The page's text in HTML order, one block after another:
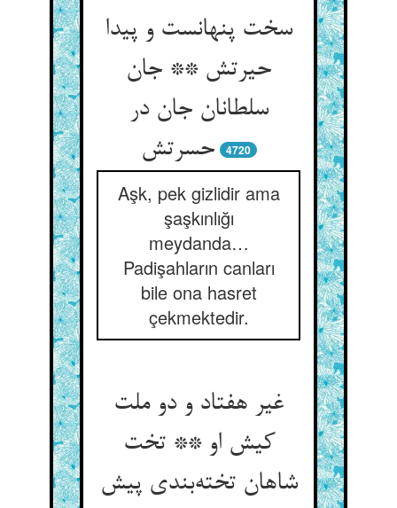
سخت پنهانست و پیدا
حیرتش ** جان
سلطانان جان در
حسرتش
4720
Aşk, pek gizlidir ama
şaşkınlığı
meydanda…
Padişahların canları
bile ona hasret
çekmektedir.
غیر هفتاد و دو ملت
کیش او ** تخت
شاهان تخته‌بندی پیش